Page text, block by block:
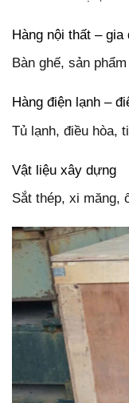
Hàng nội thất – gia
Bàn ghế, sản
Hàng điện lạnh –
Tủ lạnh, điều hòa,
Vật liệu xây dựng
Sắt thép, xi măng,